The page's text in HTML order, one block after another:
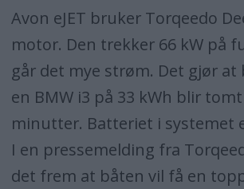
Avon eJET bruker Torqeedo
motor. Den trekker 66 kW på
går det mye strøm. Det gjør
en BMW i3 på 33 kWh blir
minutter. Batteriet i systemet
I en pressemelding fra
det frem at båten vil få en